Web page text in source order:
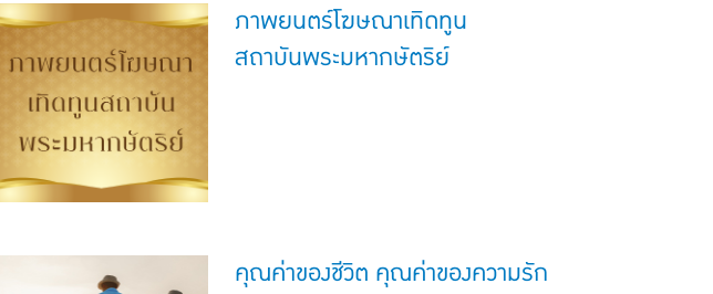
ภาพยนตร์โฆษณาเทิดทูน
สถาบันพระมหากษัตริย์
คุณค่าของชีวิต คุณค่าของความรัก